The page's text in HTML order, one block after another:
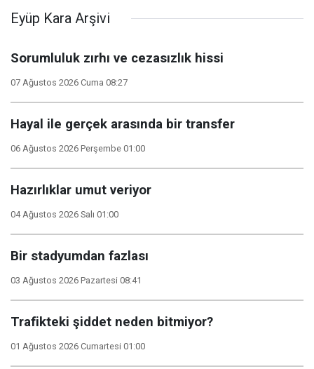
Eyüp Kara Arşivi
Sorumluluk zırhı ve cezasızlık hissi
07 Ağustos 2026 Cuma 08:27
Hayal ile gerçek arasında bir transfer
06 Ağustos 2026 Perşembe 01:00
Hazırlıklar umut veriyor
04 Ağustos 2026 Salı 01:00
Bir stadyumdan fazlası
03 Ağustos 2026 Pazartesi 08:41
Trafikteki şiddet neden bitmiyor?
01 Ağustos 2026 Cumartesi 01:00